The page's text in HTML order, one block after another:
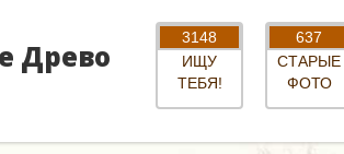
Древо
3148
ИЩУ
ТЕБЯ!
637
СТАРЫЕ
ФОТО